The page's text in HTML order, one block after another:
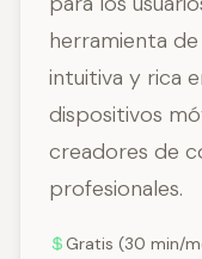
herramienta
intuitiva y rica
dispositivos
creadores de
profesionales.
Gratis (30 min/